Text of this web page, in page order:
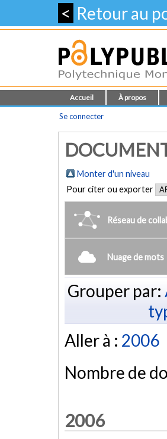
< Retour au
Accueil À propos
Se connecter
Monter d'un niveau
Pour citer ou exporter
Réseau de
Nuage de mots
Grouper par:
Aller à : 2006
Nombre de
2006